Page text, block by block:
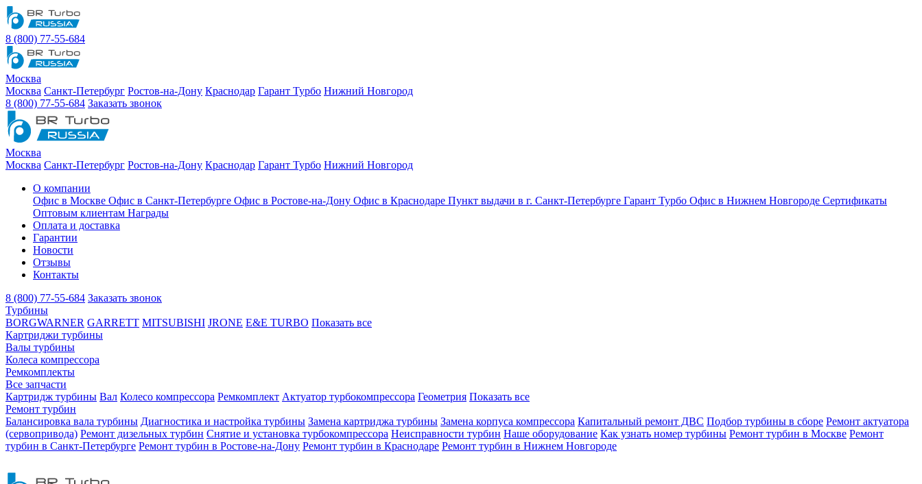
8 (800) 77-55-684
Москва
Москва Санкт-Петербург Ростов-на-Дону Краснодар Гарант Турбо Нижний Новгород
8 (800) 77-55-684 Заказать звонок
Москва
Москва Санкт-Петербург Ростов-на-Дону Краснодар Гарант Турбо Нижний Новгород
О компании
Офис в Москве Офис в Санкт-Петербурге Офис в Ростове-на-Дону Офис в Краснодаре Пункт выдачи в г. Санкт-Петербурге Гарант Турбо Офис в Нижнем Новгороде Сертификаты
Оптовым клиентам Награды
Оплата и доставка
Гарантии
Новости
Отзывы
Контакты
8 (800) 77-55-684 Заказать звонок
Турбины
BORGWARNER GARRETT MITSUBISHI JRONE E&E TURBO Показать все
Картриджи турбины
Валы турбины
Колеса компрессора
Ремкомплекты
Все запчасти
Картридж турбины Вал Колесо компрессора Ремкомплект Актуатор турбокомпрессора Геометрия Показать все
Ремонт турбин
Балансировка вала турбины Диагностика и настройка турбины Замена картриджа турбины Замена корпуса компрессора Капитальный ремонт ДВС Подбор турбины в сборе Ремонт актуатора
(сервопривода) Ремонт дизельных турбин Снятие и установка турбокомпрессора Неисправности турбин Наше оборудование Как узнать номер турбины Ремонт турбин в Москве Ремонт
турбин в Санкт-Петербурге Ремонт турбин в Ростове-на-Дону Ремонт турбин в Краснодаре Ремонт турбин в Нижнем Новгороде